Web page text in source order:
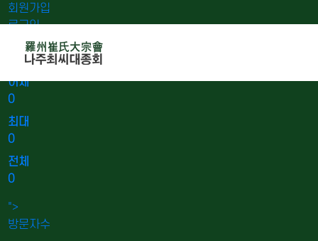
회원가입
로그인
오늘
어제
0
최대
0
전체
0
">
방문자수
나주최씨유래
참의공